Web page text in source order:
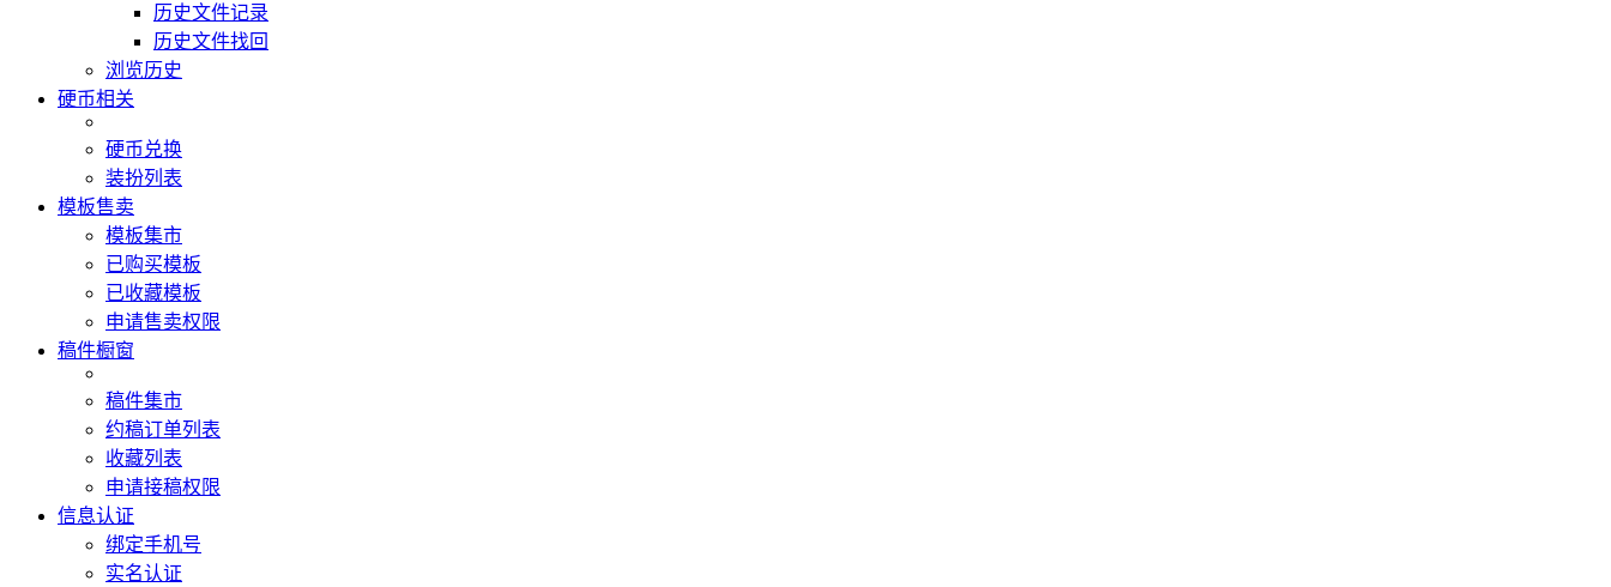
历史文件记录
历史文件找回
浏览历史
硬币相关
硬币兑换
装扮列表
模板售卖
模板集市
已购买模板
已收藏模板
申请售卖权限
稿件橱窗
稿件集市
约稿订单列表
收藏列表
申请接稿权限
信息认证
绑定手机号
实名认证